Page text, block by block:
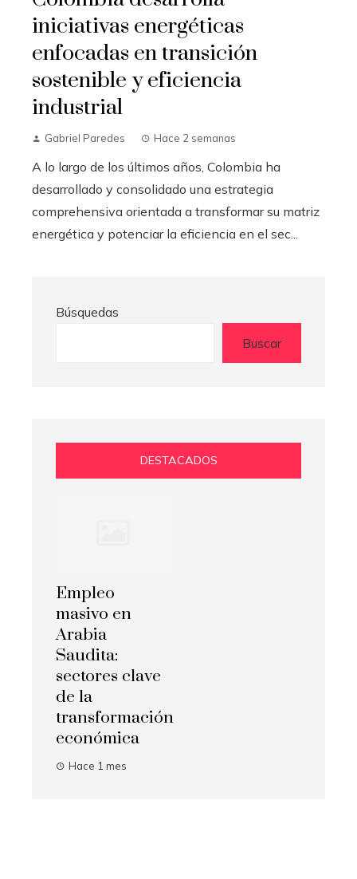
iniciativas energéticas
enfocadas en transición
sostenible y eficiencia
industrial
Gabriel Paredes Hace 2 semanas
A lo largo de los últimos años, Colombia ha
desarrollado y consolidado una estrategia
comprehensiva orientada a transformar su matriz
energética y potenciar la eficiencia en el sec...
Búsquedas
Buscar
DESTACADOS
Empleo
masivo en
Arabia
Saudita:
sectores clave
de la
transformación
económica
Hace 1 mes